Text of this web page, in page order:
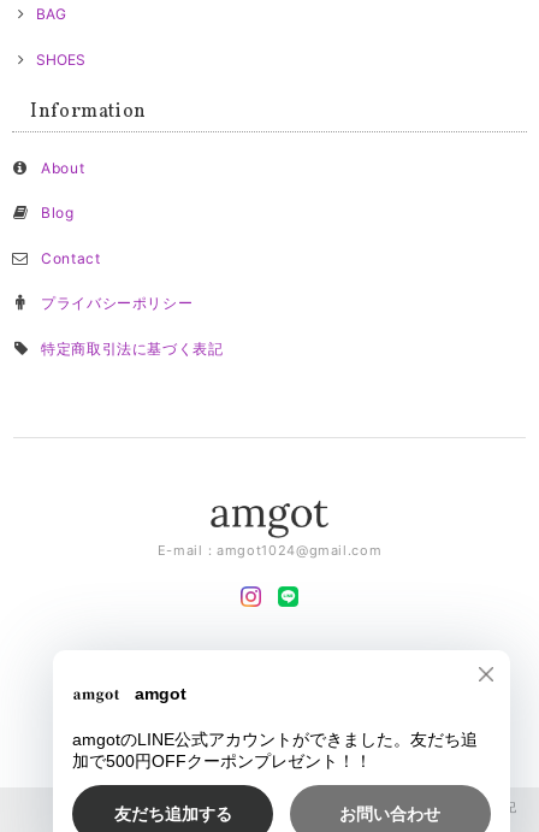
BAG
SHOES
Information
About
Blog
Contact
プライバシーポリシー
特定商取引法に基づく表記
E-mail：amgot1024@gmail.com
amgot |プライバシーポリシー|特定商取引法に基づく表記